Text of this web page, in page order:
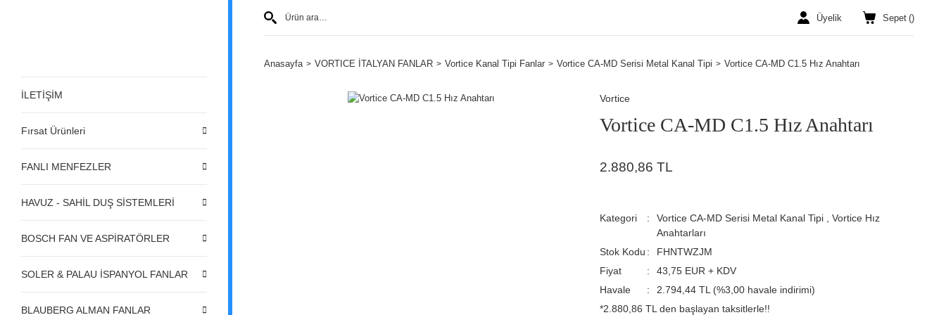
İLETİŞİM
Fırsat Ürünleri
FANLI MENFEZLER
HAVUZ - SAHİL DUŞ SİSTEMLERİ
BOSCH FAN VE ASPİRATÖRLER
SOLER & PALAU İSPANYOL FANLAR
BLAUBERG ALMAN FANLAR
Üyelik Sepet ()
Anasayfa VORTICE İTALYAN FANLAR Vortice Kanal Tipi Fanlar Vortice CA-MD Serisi Metal Kanal Tipi Vortice CA-MD C1.5 Hız Anahtarı
Vortice
Vortice CA-MD C1.5 Hız Anahtarı
2.880,86 TL
Kategori Vortice CA-MD Serisi Metal Kanal Tipi ,Vortice Hız
Anahtarları
Stok Kodu
FHNTWZJM
Fiyat
43,75 EUR + KDV
Havale
2.794,44 TL (%3,00 havale indirimi)
*2.880,86 TL den başlayan taksitlerle!!